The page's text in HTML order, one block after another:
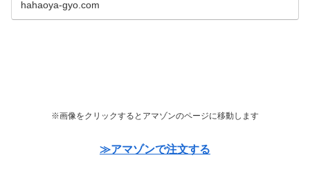
hahaoya-gyo.com
※画像をクリックするとアマゾンのページに移動します
≫アマゾンで注文する